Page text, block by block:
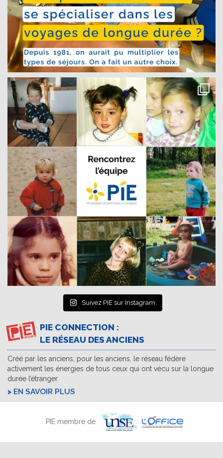
Suivez PIE sur Instagram
PIE CONNECTION :
LE RÉSEAU DES ANCIENS
Créé par les anciens, pour les anciens, le réseau fédère
activement les énergies de tous ceux qui ont vécu sur la longue
durée l’étranger.
EN SAVOIR PLUS
PIE membre de